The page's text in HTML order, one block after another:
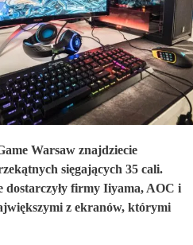
Warsaw znajdziecie
sięgających 35 cali.
dostarczyły firmy Iiyama, AOC i
z ekranów, którymi